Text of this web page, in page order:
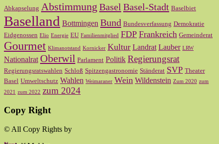
Abkapselung Abstimmung Basel Basel-Stadt Baselbiet
Baselland Bottmingen Bund Bundesverfassung Demokratie
Eidgenossen Elio Energie EU Familienmitglied FDP Frankreich Gemeinderat
Gourmet Klimanotstand Kornicker Kultur Landrat Lauber LRW
Nationalrat Oberwil Parlament Politik Regierungsrat
Regierungsratswahlen Schloß Spitzengastronomie Ständerat SVP Theater
Basel Umweltschutz Wahlen Weimaraner Wein Wildenstein Zum 2020 zum
2021
zum 2022 zum 2024
Copy Right
© All Copy Rights by